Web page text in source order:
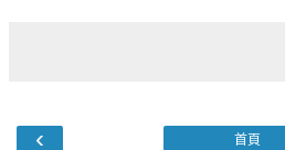
‹ 首頁